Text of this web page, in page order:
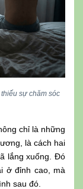
sự chăm sóc
chỉ là những
là cách hai
lắng xuống. Đó
ở đỉnh cao, mà
sau đó.